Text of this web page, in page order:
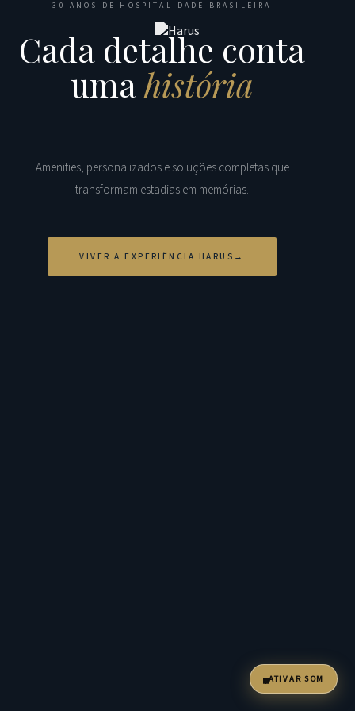
30 ANOS DE HOSPITALIDADE BRASILEIRA
Cada detalhe conta
umahistória
Amenities, personalizados e soluções completas que
transformam estadias em memórias.
VIVER A EXPERIÊNCIA HARUS
ATIVAR SOM